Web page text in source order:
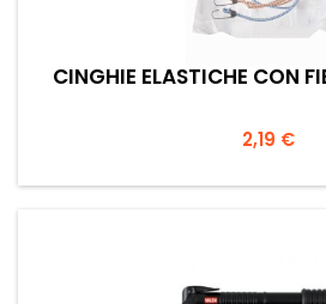
CINGHIE ELASTICHE CON
Prezzo
2,19 €